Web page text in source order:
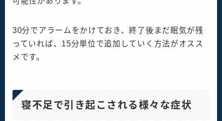
30分でアラームをかけておき、終了後まだ眠気が残
っていれば、15分単位で追加していく方法がオスス
メです。
寝不足で引き起こされる様々な症状